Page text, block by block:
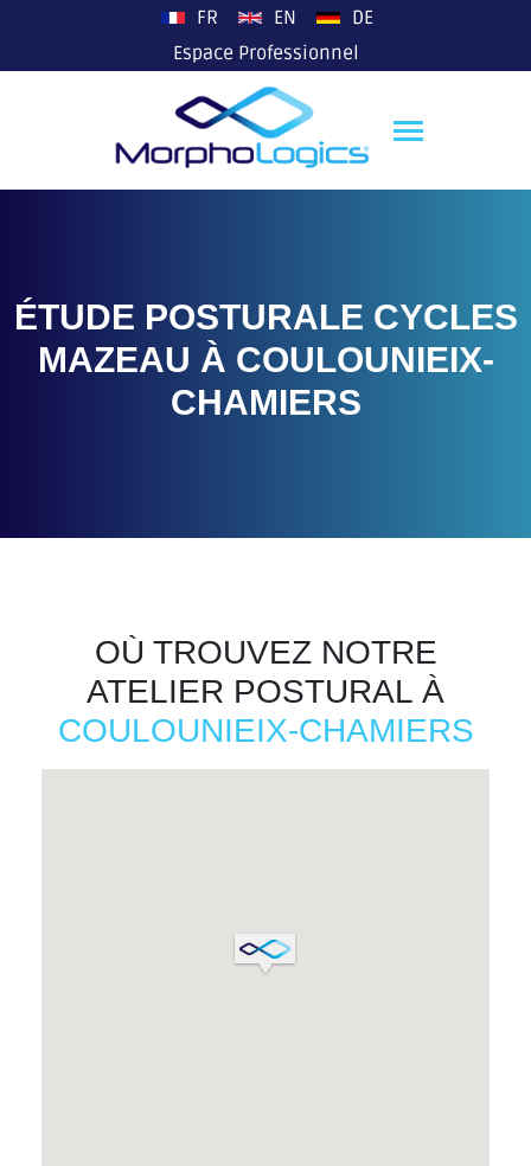
FR EN
DE
Espace Professionnel
ÉTUDE POSTURALE CYCLES
MAZEAU À COULOUNIEIX-
CHAMIERS
OÙ TROUVEZ NOTRE
ATELIER POSTURAL À
COULOUNIEIX-CHAMIERS